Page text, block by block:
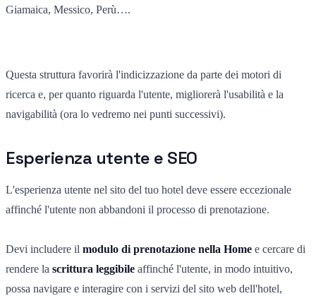
Giamaica, Messico, Perù….
Questa struttura favorirà l'indicizzazione da parte dei motori di
ricerca e, per quanto riguarda l'utente, migliorerà l'usabilità e la
navigabilità (ora lo vedremo nei punti successivi).
Esperienza utente e SEO
L'esperienza utente nel sito del tuo hotel deve essere eccezionale
affinché l'utente non abbandoni il processo di prenotazione.
Devi includere il modulo di prenotazione nella Home e cercare di
rendere la scrittura leggibile affinché l'utente, in modo intuitivo,
possa navigare e interagire con i servizi del sito web dell'hotel,